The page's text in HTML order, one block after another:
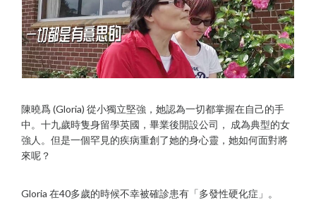
陳曉爲 (Gloria) 從小獨立堅強，她認為一切都掌握在自己的手
中。十九歲時隻身留學英國，畢業後開設公司， 成為典型的女
強人。但是一個罕見的疾病重創了她的身心靈，她如何面對將
來呢？
Gloria 在40多歲的時候不幸被確診患有「多發性硬化症」。